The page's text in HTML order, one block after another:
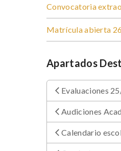
Convocatoria
Matrícula abierta
Apartados
Evaluaciones
Audiciones
Calendario